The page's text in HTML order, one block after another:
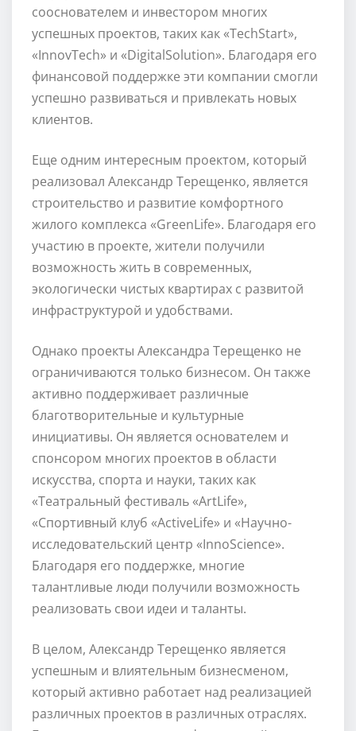
сооснователем и инвестором многих
успешных проектов, таких как «TechStart»,
«InnovTech» и «DigitalSolution». Благодаря его
финансовой поддержке эти компании смогли
успешно развиваться и привлекать новых
клиентов.
Еще одним интересным проектом, который
реализовал Александр Терещенко, является
строительство и развитие комфортного
жилого комплекса «GreenLife». Благодаря его
участию в проекте, жители получили
возможность жить в современных,
экологически чистых квартирах с развитой
инфраструктурой и удобствами.
Однако проекты Александра Терещенко не
ограничиваются только бизнесом. Он также
активно поддерживает различные
благотворительные и культурные
инициативы. Он является основателем и
спонсором многих проектов в области
искусства, спорта и науки, таких как
«Театральный фестиваль «ArtLife»,
«Спортивный клуб «ActiveLife» и «Научно-
исследовательский центр «InnoScience».
Благодаря его поддержке, многие
талантливые люди получили возможность
реализовать свои идеи и таланты.
В целом, Александр Терещенко является
успешным и влиятельным бизнесменом,
который активно работает над реализацией
различных проектов в различных отраслях.